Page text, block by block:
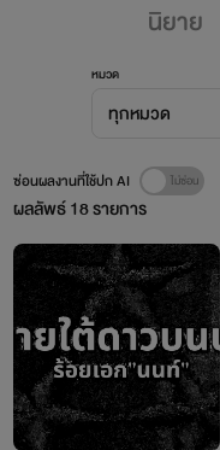
นิยาย
หมวด
ทุกหมวด
ผลลัพธ์18รายการ
ซ่อนผลงานที่ใช้ปก AI